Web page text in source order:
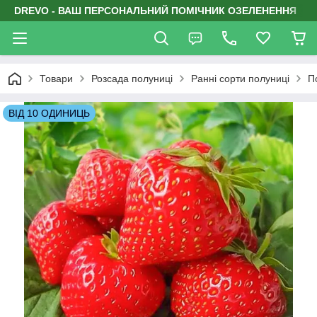
DREVO - ВАШ ПЕРСОНАЛЬНИЙ ПОМІЧНИК ОЗЕЛЕНЕННЯ
Товари Розсада полуниці Ранні сорти полуниці
ВІД 10 ОДИНИЦЬ